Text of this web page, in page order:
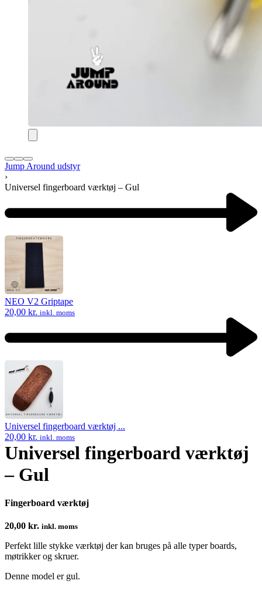
Jump Around udstyr
›
Universel fingerboard værktøj – Gul
navigation
Previous
NEO V2 Griptape
20,00 kr. inkl. moms
Next
product:
Universel fingerboard værktøj ...
20,00 kr. inkl. moms
Universel fingerboard værktøj
– Gul
Fingerboard værktøj
20,00 kr. inkl. moms
Perfekt lille stykke værktøj der kan bruges på alle typer boards,
møtrikker og skruer.
Denne model er gul.